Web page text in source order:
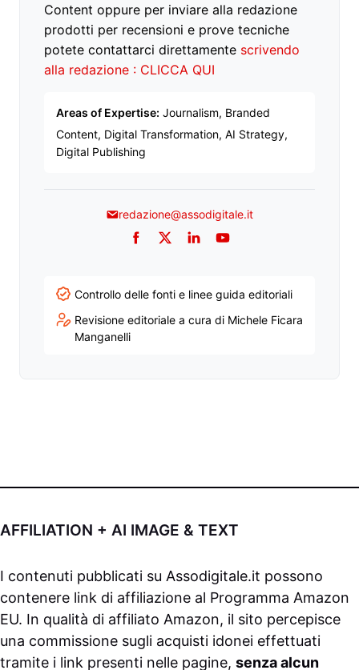
Content oppure per inviare alla redazione
prodotti per recensioni e prove tecniche
potete contattarci direttamente scrivendo
alla redazione : CLICCA QUI
Areas of Expertise: Journalism, Branded
Content, Digital Transformation, AI Strategy,
Digital Publishing
redazione@assodigitale.it
Facebook
TwitterLinkedInYouTube
Controllo delle fonti e linee guida editoriali
Revisione editoriale a cura di Michele Ficara
Manganelli
AFFILIATION + AI IMAGE & TEXT
I contenuti pubblicati su Assodigitale.it possono
contenere link di affiliazione al Programma Amazon
EU. In qualità di affiliato Amazon, il sito percepisce
una commissione sugli acquisti idonei effettuati
tramite i link presenti nelle pagine, senza alcun